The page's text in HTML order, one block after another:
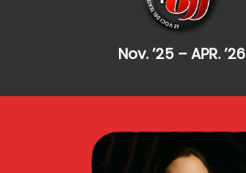
Nov. ’25 – APR. ’26